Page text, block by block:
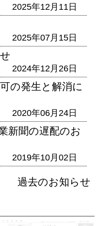
2025年12月11日
2025年07月15日
2024年12月26日
の発生と解消に
2020年06月24日
新聞の遅配のお
2019年10月02日
過去のお知らせ